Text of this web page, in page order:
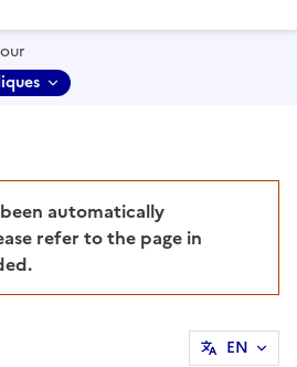
refer to the page in
EN